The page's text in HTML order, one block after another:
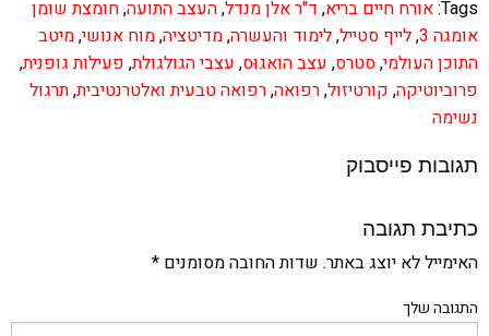
Tags: אורח חיים בריא, ד"ר אלן מנדל,העצב התועה,חומצת שומן
אומגה 3 ,לייף סטייל,לימוד והעשרה,מדיטציה,מוח אנושי,מיטב
התוכן העולמי,סטרס, עצב הואגוּס, עצבי הגולגולת, פעילות גופנית,
פרוביוטיקה, קורטיזול,רפואה,רפואה טבעית ואלטרנטיבית,תרגול
נשימה
תגובות פייסבוק
כתיבת תגובה
האימייל לא יוצג באתר. שדות החובה מסומנים *
התגובה שלך